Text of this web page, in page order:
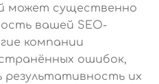
может существенно
вашей SEO-
компании
ошибок,
их